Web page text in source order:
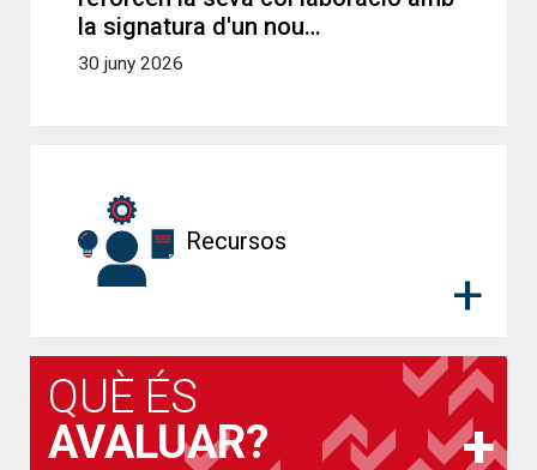
la signatura d'un nou…
30 juny 2026
Recursos
QUÈ ÉS
AVALUAR?